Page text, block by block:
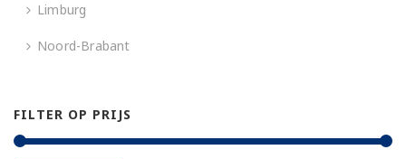
Limburg
Noord-Brabant
FILTER OP PRIJS